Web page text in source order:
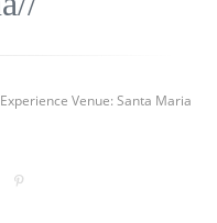
Venue: Santa Maria